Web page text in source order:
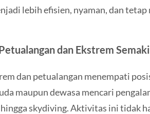
lebih efisien, nyaman, dan tetap
dan Ekstrem
dan petualangan menempati
maupun dewasa mencari
skydiving. Aktivitas ini tidak